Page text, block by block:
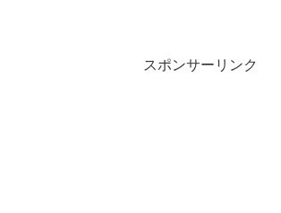
スポンサーリンク